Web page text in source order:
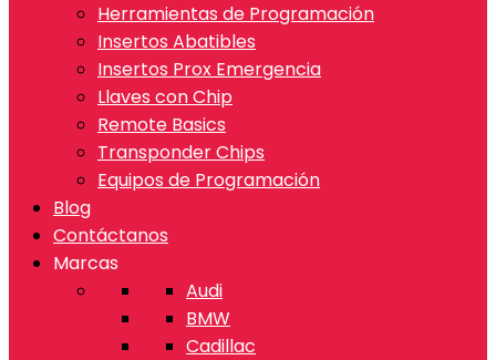
Herramientas de Programación
Insertos Abatibles
Insertos Prox Emergencia
Llaves con Chip
Remote Basics
Transponder Chips
Equipos de Programación
Blog
Contáctanos
Marcas
Audi
BMW
Cadillac